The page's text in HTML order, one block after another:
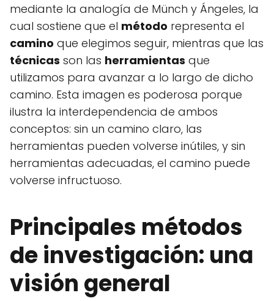
mediante la analogía de Münch y Ángeles, la
cual sostiene que el método representa el
camino que elegimos seguir, mientras que las
técnicas son las herramientas que
utilizamos para avanzar a lo largo de dicho
camino. Esta imagen es poderosa porque
ilustra la interdependencia de ambos
conceptos: sin un camino claro, las
herramientas pueden volverse inútiles, y sin
herramientas adecuadas, el camino puede
volverse infructuoso.
Principales métodos
de investigación: una
visión general